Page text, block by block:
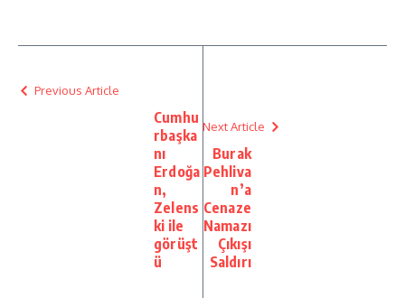
Previous Article
Cumhu
rbaşka
nı
Erdoğa
n,
Zelens
ki ile
görüşt
ü
Next Article
Burak
Pehliva
n’a
Cenaze
Namazı
Çıkışı
Saldırı